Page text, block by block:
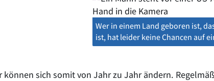
Wer in einem Land geboren ist,
ist, hat leider keine Chancen auf
können sich somit von Jahr zu Jahr ändern.